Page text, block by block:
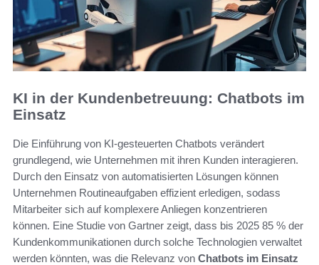
KI in der Kundenbetreuung: Chatbots im
Einsatz
Die Einführung von KI-gesteuerten Chatbots verändert
grundlegend, wie Unternehmen mit ihren Kunden interagieren.
Durch den Einsatz von automatisierten Lösungen können
Unternehmen Routineaufgaben effizient erledigen, sodass
Mitarbeiter sich auf komplexere Anliegen konzentrieren
können. Eine Studie von Gartner zeigt, dass bis 2025 85 % der
Kundenkommunikationen durch solche Technologien verwaltet
werden könnten, was die Relevanz von Chatbots im Einsatz